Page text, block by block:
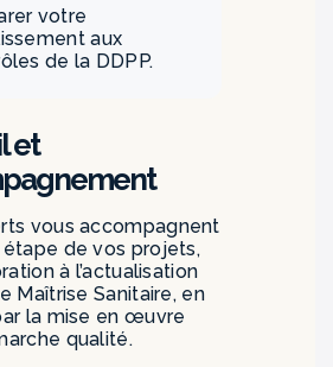
votre
aux
de la DDPP.
et
vous accompagnent
de vos projets,
à l’actualisation
Maîtrise Sanitaire, en
la mise en œuvre
qualité.